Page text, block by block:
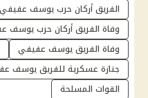
الفريق أركان حرب يوسف عفيفي
وفاة الفريق أركان حرب يوسف
وفاة الفريق يوسف عفيفي
جنازة عسكرية للفريق يوسف
القوات المسلحة